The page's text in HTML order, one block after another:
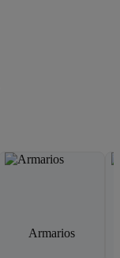
Armarios